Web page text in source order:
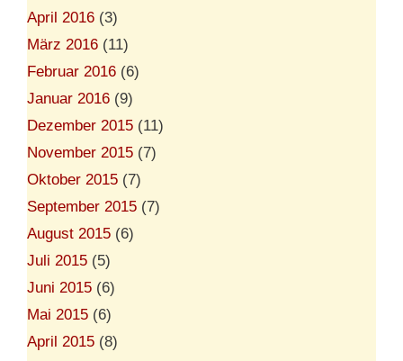
April 2016 (3)
März 2016 (11)
Februar 2016 (6)
Januar 2016 (9)
Dezember 2015 (11)
November 2015 (7)
Oktober 2015 (7)
September 2015 (7)
August 2015 (6)
Juli 2015 (5)
Juni 2015 (6)
Mai 2015 (6)
April 2015 (8)